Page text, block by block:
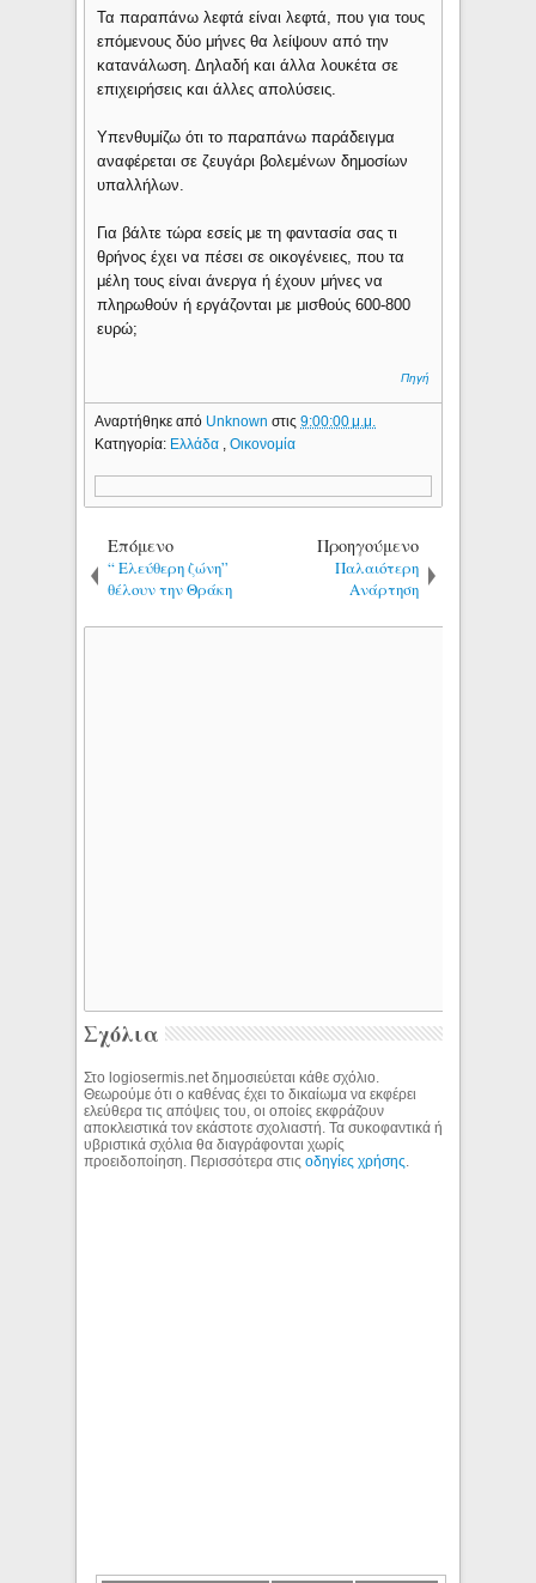
Τα παραπάνω λεφτά είναι λεφτά, που για τους
επόμενους δύο μήνες θα λείψουν από την
κατανάλωση. Δηλαδή και άλλα λουκέτα σε
επιχειρήσεις και άλλες απολύσεις.
Υπενθυμίζω ότι το παραπάνω παράδειγμα
αναφέρεται σε ζευγάρι βολεμένων δημοσίων
υπαλλήλων.
Για βάλτε τώρα εσείς με τη φαντασία σας τι
θρήνος έχει να πέσει σε οικογένειες, που τα
μέλη τους είναι άνεργα ή έχουν μήνες να
πληρωθούν ή εργάζονται με μισθούς 600-800
ευρώ;
Πηγή
Αναρτήθηκε από Unknownστις9:00:00 μ.μ.
Κατηγορία: Ελλάδα ,Οικονομία
Επόμενο
“ Ελεύθερη ζώνη”
θέλουν την Θράκη
Προηγούμενο
Παλαιότερη
Ανάρτηση
Σχόλια
Στο logiosermis.net δημοσιεύεται κάθε σχόλιο.
Θεωρούμε ότι ο καθένας έχει το δικαίωμα να εκφέρει
ελεύθερα τις απόψεις του, οι οποίες εκφράζουν
αποκλειστικά τον εκάστοτε σχολιαστή. Τα συκοφαντικά ή
υβριστικά σχόλια θα διαγράφονται χωρίς
προειδοποίηση. Περισσότερα στιςοδηγίες χρήσης